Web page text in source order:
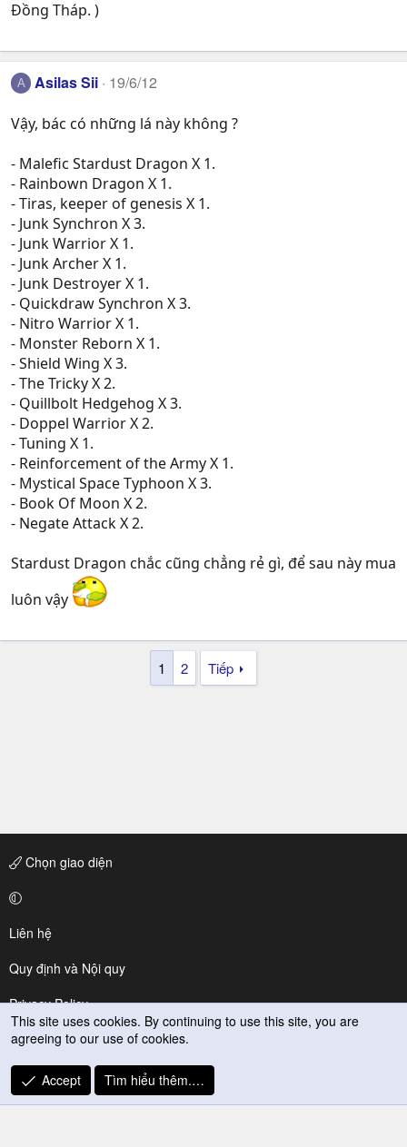
Đồng Tháp. )
A Asilas Sii 19/6/12
Vậy, bác có những lá này không ?
- Malefic Stardust Dragon X 1.
- Rainbown Dragon X 1.
- Tiras, keeper of genesis X 1.
- Junk Synchron X 3.
- Junk Warrior X 1.
- Junk Archer X 1.
- Junk Destroyer X 1.
- Quickdraw Synchron X 3.
- Nitro Warrior X 1.
- Monster Reborn X 1.
- Shield Wing X 3.
- The Tricky X 2.
- Quillbolt Hedgehog X 3.
- Doppel Warrior X 2.
- Tuning X 1.
- Reinforcement of the Army X 1.
- Mystical Space Typhoon X 3.
- Book Of Moon X 2.
- Negate Attack X 2.
Stardust Dragon chắc cũng chẳng rẻ gì, để sau này mua
luôn vậy
1 2 Tiếp
Chọn giao diện
Liên hệ
Quy định và Nội quy
Privacy Policy
Trợ giúp
R
S
This site uses cookies. By continuing to use this site, you are
agreeing to our use of cookies.
Accept Tìm hiểu thêm.…